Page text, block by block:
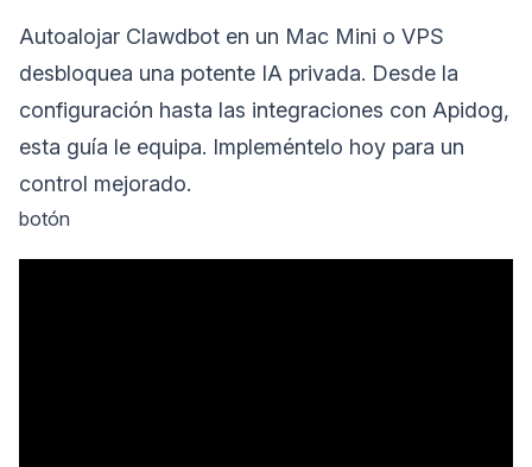
Autoalojar Clawdbot en un Mac Mini o VPS
desbloquea una potente IA privada. Desde la
configuración hasta las integraciones con Apidog,
esta guía le equipa. Impleméntelo hoy para un
control mejorado.
botón